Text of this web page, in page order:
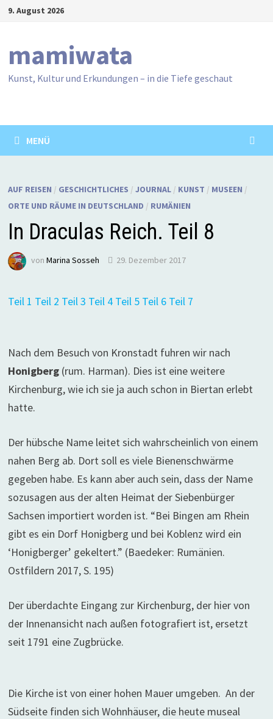
Zum9. August 2026
mamiwata
Kunst, Kultur und Erkundungen – in die Tiefe geschaut
MENÜ
AUF REISEN / GESCHICHTLICHES / JOURNAL/ KUNST / MUSEEN /
ORTE UND RÄUME IN DEUTSCHLAND / RUMÄNIEN
In Draculas Reich. Teil 8
von Marina Sosseh 29. Dezember 2017
Teil 1 Teil 2 Teil 3 Teil 4 Teil 5 Teil 6 Teil 7
Nach dem Besuch von Kronstadt fuhren wir nach
Honigberg(rum. Harman). Dies ist eine weitere
Kirchenburg, wie ich sie ja auch schon in Biertan erlebt
hatte.
Der hübsche Name leitet sich wahrscheinlich von einem
nahen Berg ab. Dort soll es viele Bienenschwärme
gegeben habe. Es kann aber auch sein, dass der Name
sozusagen aus der alten Heimat der Siebenbürger
Sachsen importiert worden ist. “Bei Bingen am Rhein
gibt es ein Dorf Honigberg und bei Koblenz wird ein
‘Honigberger’ gekeltert.” (Baedeker: Rumänien.
Ostfildern 2017, S. 195)
Der überdachte Eingang zur Kirchenburg, der hier von
der Innenansicht nach außen fotografiert ist, ersetzt
seit 1791 eine Zugbrücke.
Die Kirche ist von einer hohen Mauer umgeben. An der
Südseite finden sich Wohnhäuser, die heute museal